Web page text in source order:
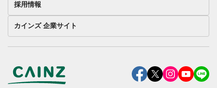
採用情報
カインズ 企業サイト